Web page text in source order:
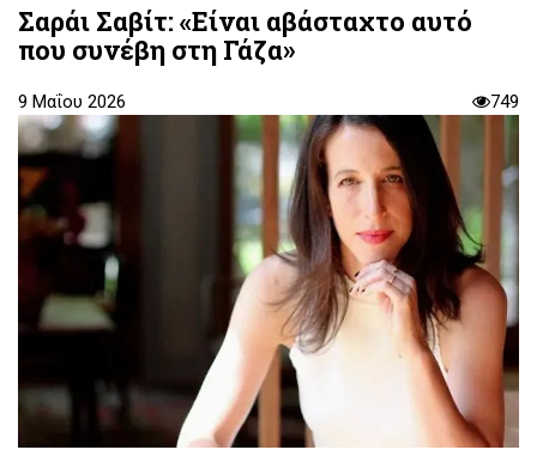
Σαράι Σαβίτ: «Είναι αβάσταχτο αυτό
που συνέβη στη Γάζα»
9 Μαΐου 2026 749